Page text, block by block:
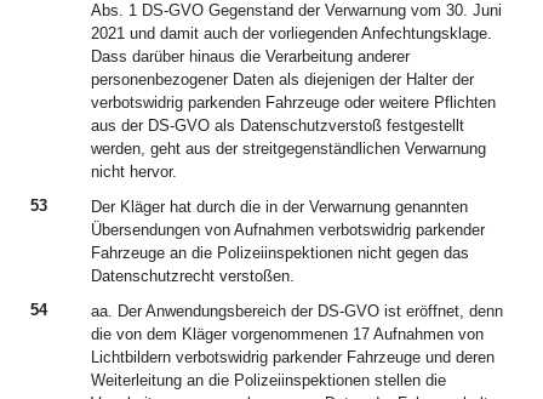
Abs. 1 DS-GVO Gegenstand der Verwarnung vom 30. Juni
2021 und damit auch der vorliegenden Anfechtungsklage.
Dass darüber hinaus die Verarbeitung anderer
personenbezogener Daten als diejenigen der Halter der
verbotswidrig parkenden Fahrzeuge oder weitere Pflichten
aus der DS-GVO als Datenschutzverstoß festgestellt
werden, geht aus der streitgegenständlichen Verwarnung
nicht hervor.
53
Der Kläger hat durch die in der Verwarnung genannten
Übersendungen von Aufnahmen verbotswidrig parkender
Fahrzeuge an die Polizeiinspektionen nicht gegen das
Datenschutzrecht verstoßen.
54
aa. Der Anwendungsbereich der DS-GVO ist eröffnet, denn
die von dem Kläger vorgenommenen 17 Aufnahmen von
Lichtbildern verbotswidrig parkender Fahrzeuge und deren
Weiterleitung an die Polizeiinspektionen stellen die